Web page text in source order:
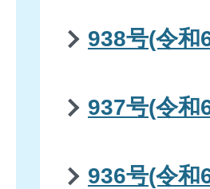
938号(令和
937号(令和
936号(令和